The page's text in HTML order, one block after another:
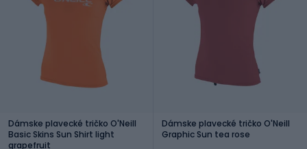
Dámske plavecké tričko O'Neill
Basic Skins Sun Shirt light
grapefruit
Dámske plavecké tričko O'Neill
Graphic Sun tea rose